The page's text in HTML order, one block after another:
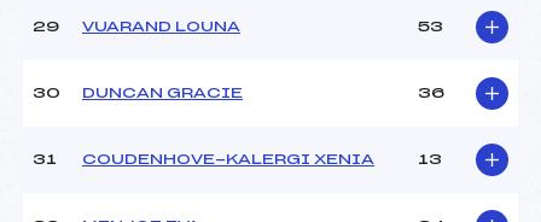
29 VUARAND LOUNA 53
30 DUNCAN GRACIE 36
31 COUDENHOVE-KALERGI XENIA 13